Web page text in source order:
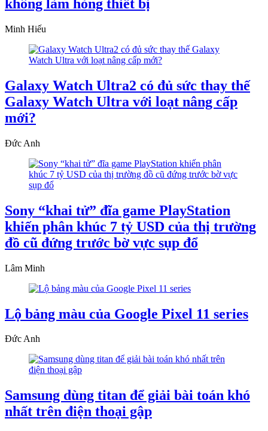
không làm hỏng thiết bị
Minh Hiếu
Galaxy Watch Ultra2 có đủ sức thay thế
Galaxy Watch Ultra với loạt nâng cấp
mới?
Đức Anh
Sony “khai tử” đĩa game PlayStation
khiến phân khúc 7 tỷ USD của thị trường
đồ cũ đứng trước bờ vực sụp đổ
Lâm Minh
Lộ bảng màu của Google Pixel 11 series
Đức Anh
Samsung dùng titan để giải bài toán khó
nhất trên điện thoại gập